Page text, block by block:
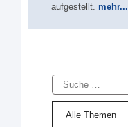
aufgestellt. mehr...
Suche